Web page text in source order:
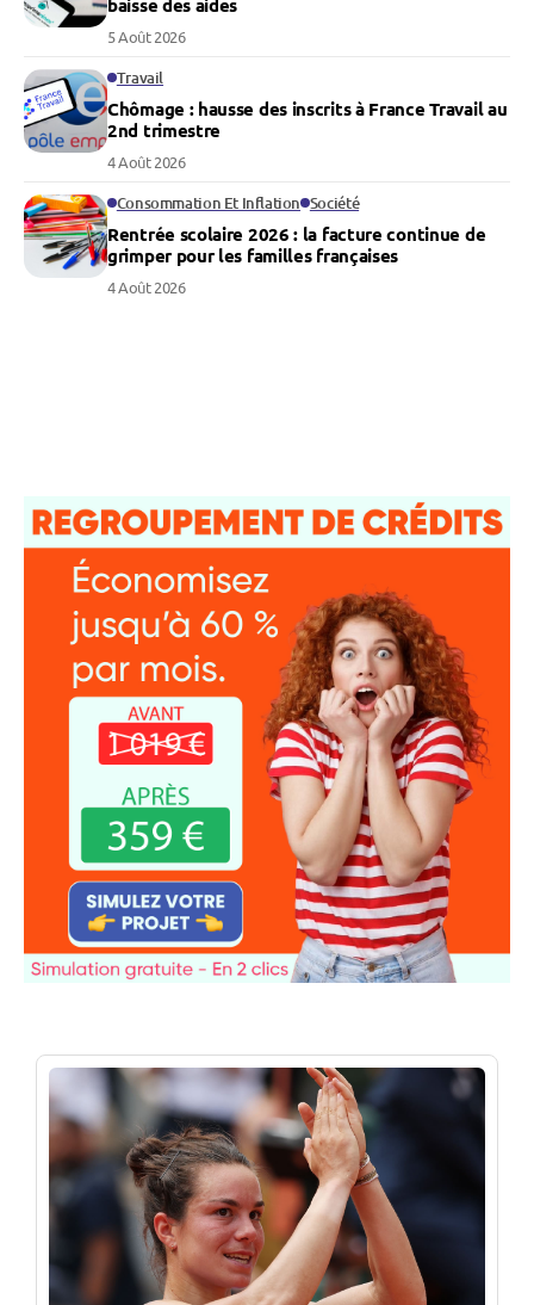
baisse des aides
5 Août 2026
Travail
Chômage : hausse des inscrits à France Travail au
2nd trimestre
4 Août 2026
Consommation Et Inflation Société
Rentrée scolaire 2026 : la facture continue de
grimper pour les familles françaises
4 Août 2026